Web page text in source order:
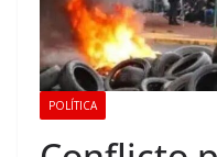
POLÍTICA